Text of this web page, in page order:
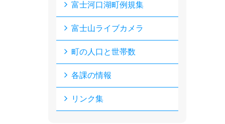
富士河口湖町例規集
富士山ライブカメラ
町の人口と世帯数
各課の情報
リンク集